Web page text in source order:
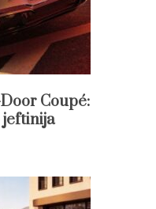
Coupé:
jeftinija